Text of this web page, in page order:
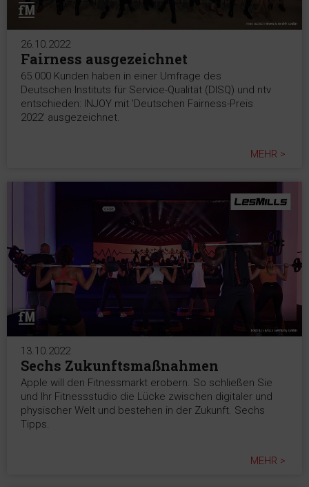
26.10.2022
Fairness ausgezeichnet
65.000 Kunden haben in einer Umfrage des
Deutschen Instituts für Service-Qualität (DISQ) und ntv
entschieden: INJOY mit 'Deutschen Fairness-Preis
2022' ausgezeichnet.
MEHR >
13.10.2022
Sechs Zukunftsmaßnahmen
Apple will den Fitnessmarkt erobern. So schließen Sie
und Ihr Fitnessstudio die Lücke zwischen digitaler und
physischer Welt und bestehen in der Zukunft. Sechs
Tipps.
MEHR >